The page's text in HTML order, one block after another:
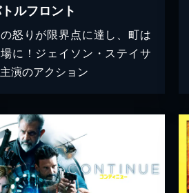
ルフロント
怒りが限界点に達し、町は
に！ジェイソン・ステイサ
演のアクション